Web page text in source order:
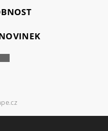
PŘIHLÁSIT